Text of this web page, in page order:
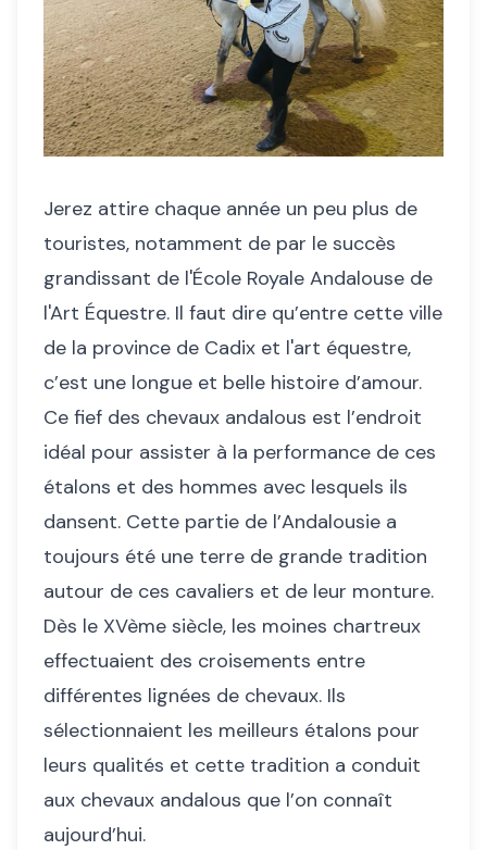
Jerez attire chaque année un peu plus de
touristes, notamment de par le succès
grandissant de l'École Royale Andalouse de
l'Art Équestre. Il faut dire qu’entre cette ville
de la province de Cadix et l'art équestre,
c’est une longue et belle histoire d’amour.
Ce fief des chevaux andalous est l’endroit
idéal pour assister à la performance de ces
étalons et des hommes avec lesquels ils
dansent. Cette partie de l’Andalousie a
toujours été une terre de grande tradition
autour de ces cavaliers et de leur monture.
Dès le XVème siècle, les moines chartreux
effectuaient des croisements entre
différentes lignées de chevaux. Ils
sélectionnaient les meilleurs étalons pour
leurs qualités et cette tradition a conduit
aux chevaux andalous que l’on connaît
aujourd’hui.